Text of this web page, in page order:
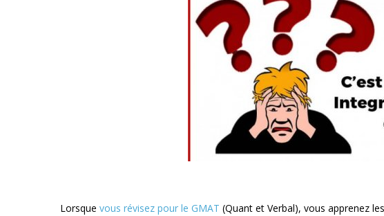
Lorsque vous révisez pour le GMAT (Quant et Verbal), vous apprenez